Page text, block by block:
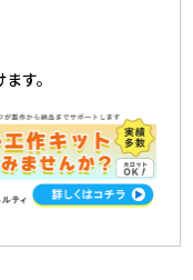
す。